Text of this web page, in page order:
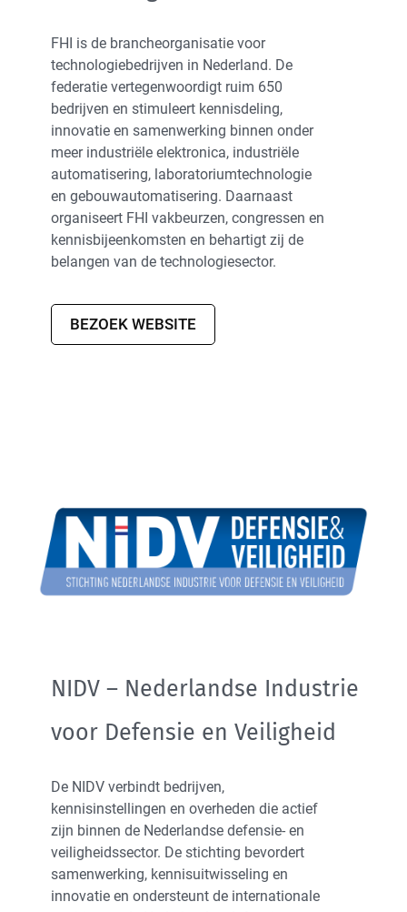
FHI is de brancheorganisatie voor
technologiebedrijven in Nederland. De
federatie vertegenwoordigt ruim 650
bedrijven en stimuleert kennisdeling,
innovatie en samenwerking binnen onder
meer industriële elektronica, industriële
automatisering, laboratoriumtechnologie
en gebouwautomatisering. Daarnaast
organiseert FHI vakbeurzen, congressen en
kennisbijeenkomsten en behartigt zij de
belangen van de technologiesector.
BEZOEK WEBSITE
NIDV – Nederlandse Industrie
voor Defensie en Veiligheid
De NIDV verbindt bedrijven,
kennisinstellingen en overheden die actief
zijn binnen de Nederlandse defensie- en
veiligheidssector. De stichting bevordert
samenwerking, kennisuitwisseling en
innovatie en ondersteunt de internationale